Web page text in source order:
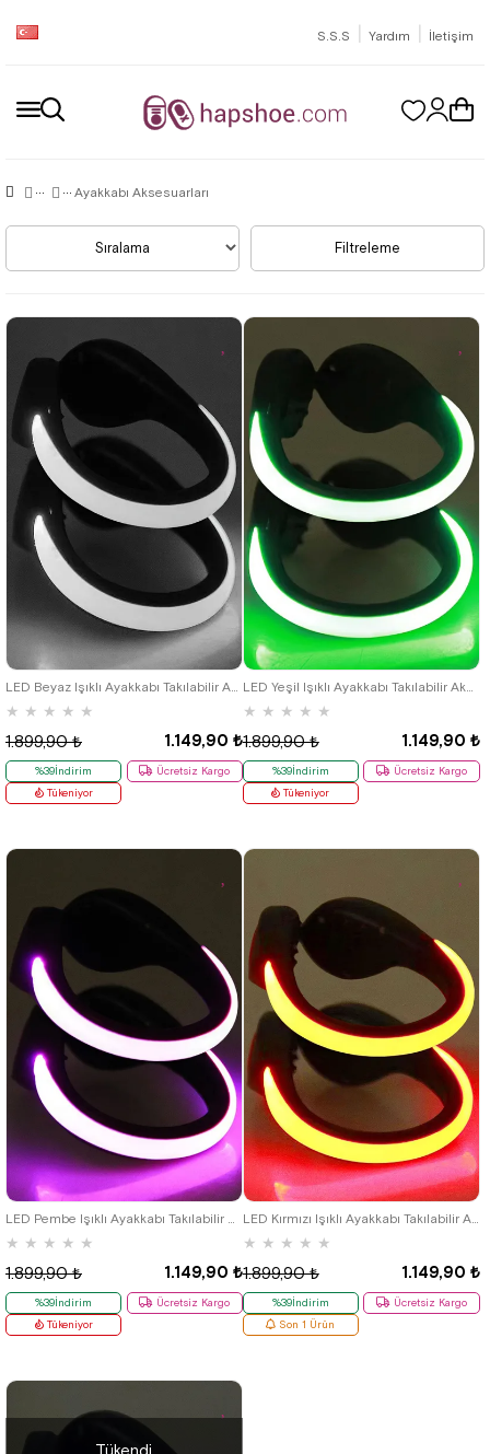
S.S.S | Yardım | İletişim
Ayakkabı Aksesuarları
Filtreleme
Sıralama
LED Beyaz Işıklı Ayakkabı Takılabilir Aksesuar
★ ★ ★ ★ ★
1.149,90 ₺
1.899,90 ₺
%39İndirim
Ücretsiz Kargo
Tükeniyor
LED Yeşil Işıklı Ayakkabı Takılabilir Aksesuar
★ ★ ★ ★ ★
1.149,90 ₺
1.899,90 ₺
%39İndirim
Ücretsiz Kargo
Tükeniyor
LED Pembe Işıklı Ayakkabı Takılabilir Aksesuar
★ ★ ★ ★ ★
1.149,90 ₺
1.899,90 ₺
%39İndirim
Ücretsiz Kargo
Tükeniyor
LED Kırmızı Işıklı Ayakkabı Takılabilir Aksesuar
★ ★ ★ ★ ★
1.149,90 ₺
1.899,90 ₺
%39İndirim
Ücretsiz Kargo
Son 1 Ürün
Tükendi